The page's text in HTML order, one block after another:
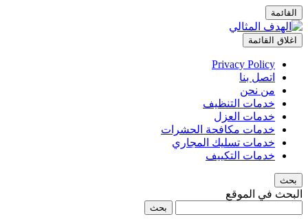
القائمة
اغلاق القائمة
Privacy Policy
اتصل بنا
من نحن
خدمات التنظيف
خدمات العزل
خدمات مكافحة الحشرات
خدمات تسليك المجاري
خدمات التكييف
بحث
البحث في الموقع
بحث